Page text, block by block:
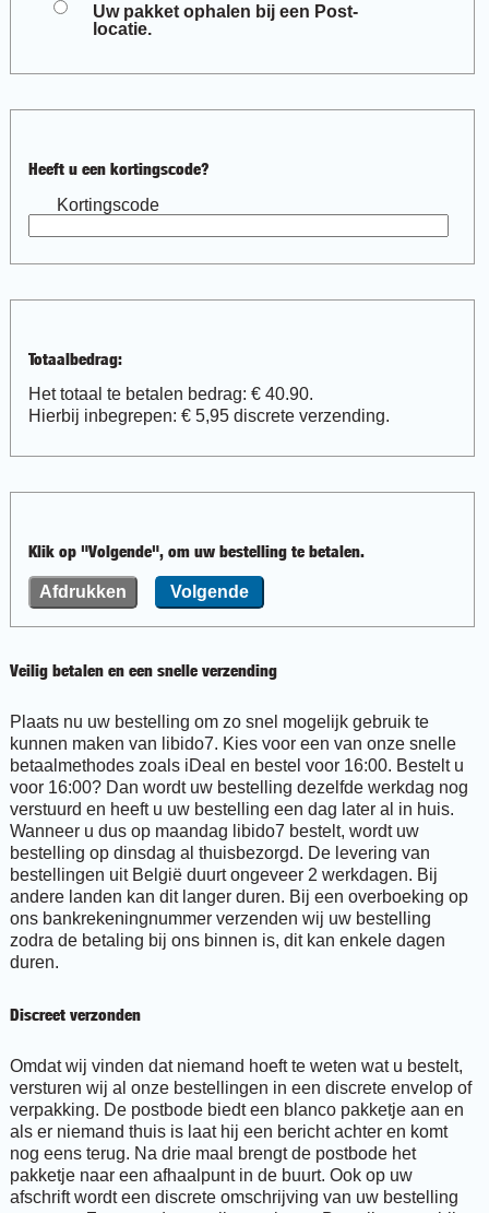
Uw pakket ophalen bij een Post-
locatie.
Heeft u een kortingscode?
Kortingscode
Totaalbedrag:
Het totaal te betalen bedrag: € 40.90.
Hierbij inbegrepen: € 5,95discrete verzending.
Klik op "Volgende", om uw bestelling te betalen.
Veilig betalen en een snelle verzending
Plaats nu uw bestelling om zo snel mogelijk gebruik te
kunnen maken van libido7. Kies voor een van onze snelle
betaalmethodes zoals iDeal en bestel voor 16:00. Bestelt u
voor 16:00? Dan wordt uw bestelling dezelfde werkdag nog
verstuurd en heeft u uw bestelling een dag later al in huis.
Wanneer u dus op maandag libido7 bestelt, wordt uw
bestelling op dinsdag al thuisbezorgd. De levering van
bestellingen uit België duurt ongeveer 2 werkdagen. Bij
andere landen kan dit langer duren. Bij een overboeking op
ons bankrekeningnummer verzenden wij uw bestelling
zodra de betaling bij ons binnen is, dit kan enkele dagen
duren.
Discreet verzonden
Omdat wij vinden dat niemand hoeft te weten wat u bestelt,
versturen wij al onze bestellingen in een discrete envelop of
verpakking. De postbode biedt een blanco pakketje aan en
als er niemand thuis is laat hij een bericht achter en komt
nog eens terug. Na drie maal brengt de postbode het
pakketje naar een afhaalpunt in de buurt. Ook op uw
afschrift wordt een discrete omschrijving van uw bestelling